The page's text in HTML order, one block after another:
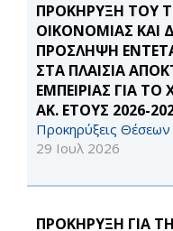
ΠΡΟΚΗΡΥΞΗ ΤΟΥ
ΟΙΚΟΝΟΜΙΑΣ ΚΑΙ
ΠΡΟΣΛΗΨΗ
ΣΤΑ ΠΛΑΙΣΙΑ
ΕΜΠΕΙΡΙΑΣ ΓΙΑ
ΑΚ. ΕΤΟΥΣ 2026-
Προκηρύξεις Θέσεων
29 Ιουλ 2026
ΠΡΟΚΗΡΥΞΗ ΓΙΑ